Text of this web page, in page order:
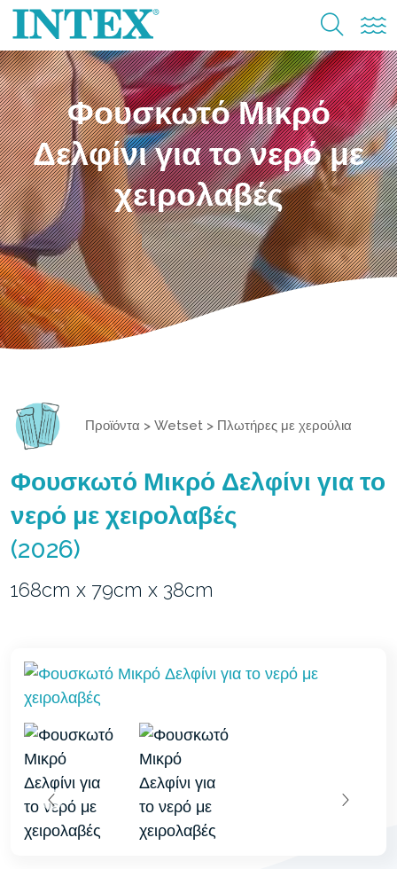
Φουσκωτό Μικρό
Δελφίνι για το νερό με
χειρολαβές
Προϊόντα > Wetset > Πλωτήρες με χερούλια
Φουσκωτό Μικρό Δελφίνι για το
νερό με χειρολαβές
(2026)
168cm x 79cm x 38cm